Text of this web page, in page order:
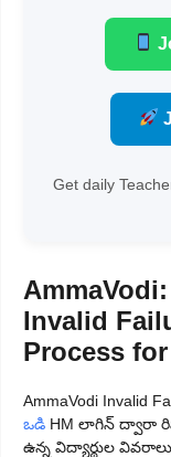
Get daily
Invalid
Process for
AmmaVodi Invalid
ఒడి HM లాగిన్ ద్వారా
ఉన్న విద్యార్థుల